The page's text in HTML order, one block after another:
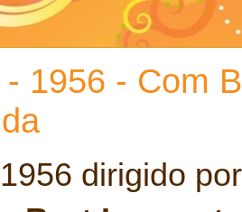
1956 - Com
dirigido